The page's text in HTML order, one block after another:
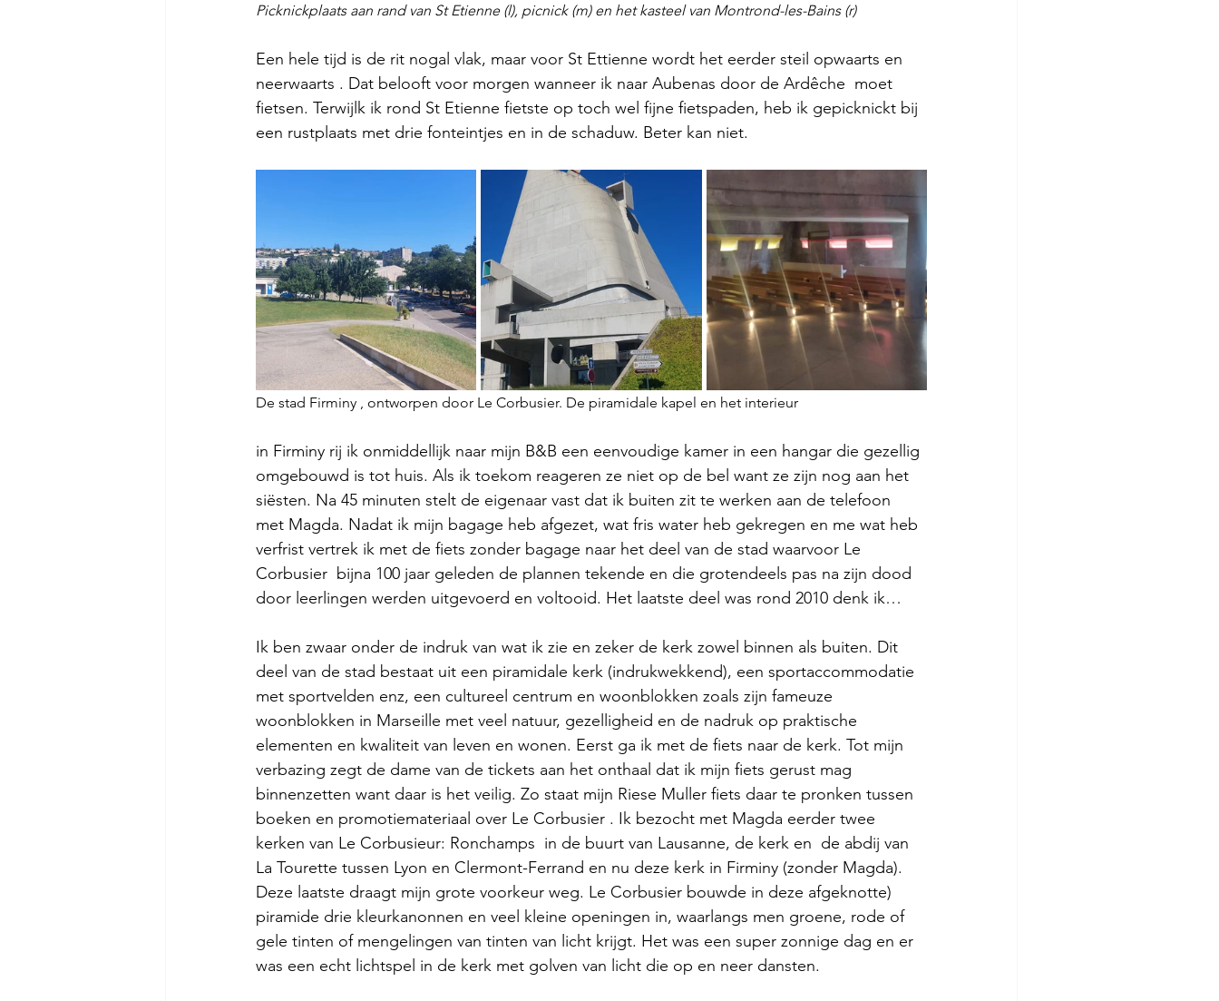
Picknickplaats aan rand van St Etienne (l), picnick (m) en het kasteel van Montrond-les-Bains (r)
Een hele tijd is de rit nogal vlak, maar voor St Ettienne wordt het eerder steil opwaarts en
neerwaarts . Dat belooft voor morgen wanneer ik naar Aubenas door de Ardêche  moet
fietsen. Terwijlk ik rond St Etienne fietste op toch wel fijne fietspaden, heb ik gepicknickt bij
een rustplaats met drie fonteintjes en in de schaduw. Beter kan niet.
De stad Firminy , ontworpen door Le Corbusier. De piramidale kapel en het interieur
in Firminy rij ik onmiddellijk naar mijn B&B een eenvoudige kamer in een hangar die gezellig
omgebouwd is tot huis. Als ik toekom reageren ze niet op de bel want ze zijn nog aan het
siësten. Na 45 minuten stelt de eigenaar vast dat ik buiten zit te werken aan de telefoon
met Magda. Nadat ik mijn bagage heb afgezet, wat fris water heb gekregen en me wat heb
verfrist vertrek ik met de fiets zonder bagage naar het deel van de stad waarvoor Le
Corbusier  bijna 100 jaar geleden de plannen tekende en die grotendeels pas na zijn dood
door leerlingen werden uitgevoerd en voltooid. Het laatste deel was rond 2010 denk ik…
Ik ben zwaar onder de indruk van wat ik zie en zeker de kerk zowel binnen als buiten. Dit
deel van de stad bestaat uit een piramidale kerk (indrukwekkend), een sportaccommodatie
met sportvelden enz, een cultureel centrum en woonblokken zoals zijn fameuze
woonblokken in Marseille met veel natuur, gezelligheid en de nadruk op praktische
elementen en kwaliteit van leven en wonen. Eerst ga ik met de fiets naar de kerk. Tot mijn
verbazing zegt de dame van de tickets aan het onthaal dat ik mijn fiets gerust mag
binnenzetten want daar is het veilig. Zo staat mijn Riese Muller fiets daar te pronken tussen
boeken en promotiemateriaal over Le Corbusier . Ik bezocht met Magda eerder twee
kerken van Le Corbusieur: Ronchamps  in de buurt van Lausanne, de kerk en  de abdij van
La Tourette tussen Lyon en Clermont-Ferrand en nu deze kerk in Firminy (zonder Magda).
Deze laatste draagt mijn grote voorkeur weg. Le Corbusier bouwde in deze afgeknotte)
piramide drie kleurkanonnen en veel kleine openingen in, waarlangs men groene, rode of
gele tinten of mengelingen van tinten van licht krijgt. Het was een super zonnige dag en er
was een echt lichtspel in de kerk met golven van licht die op en neer dansten.